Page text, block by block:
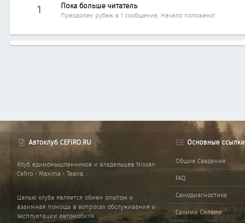
1 Пока больше читатель
Преодолен рубеж в 1 сообщение. Начало положено!
Автоклуб CEFIRO.RU
Клуб единомышленников и владельцев Nissan
Cefiro • Maxima • Teana.
Целью клуба является обмен опытом и
взаимная помощь в вопросах обслуживания и
эксплуатации автомобиля.
Основные ссылки
Общие Сведения
FAQ
Самодиагностика
Своими Силами